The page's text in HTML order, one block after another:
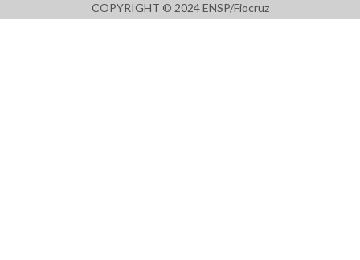
COPYRIGHT © 2024 ENSP/Fiocruz